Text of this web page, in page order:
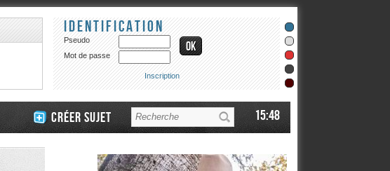
Identification
Pseudo
Mot de passe
Inscription
Créer sujet 15:48